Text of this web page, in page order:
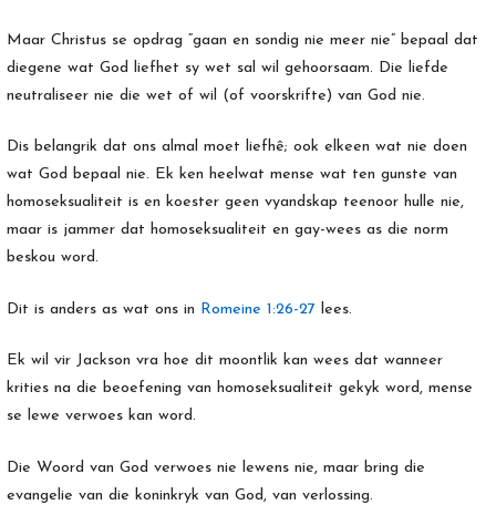
Maar Christus se opdrag “gaan en sondig nie meer nie” bepaal dat
diegene wat God liefhet sy wet sal wil gehoorsaam. Die liefde
neutraliseer nie die wet of wil (of voorskrifte) van God nie.
Dis belangrik dat ons almal moet liefhê; ook elkeen wat nie doen
wat God bepaal nie. Ek ken heelwat mense wat ten gunste van
homoseksualiteit is en koester geen ­vyandskap teenoor hulle nie,
maar is jammer dat homoseksualiteit en gay-wees as die norm
beskou word.
Dit is anders as wat ons in Romeine 1:26-27 lees.
Ek wil vir Jackson vra hoe dit moontlik kan wees dat wanneer
krities na die beoefening van homoseksualiteit gekyk word, mense
se lewe verwoes kan word.
Die Woord van God verwoes nie lewens nie, maar bring die
evangelie van die koninkryk van God, van verlossing.